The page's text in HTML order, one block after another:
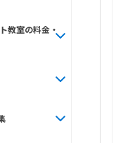
教室の料金・